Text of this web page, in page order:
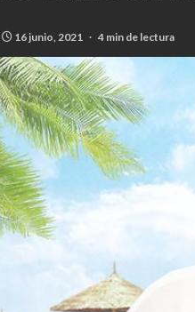
16 junio, 2021 4 min de lectura